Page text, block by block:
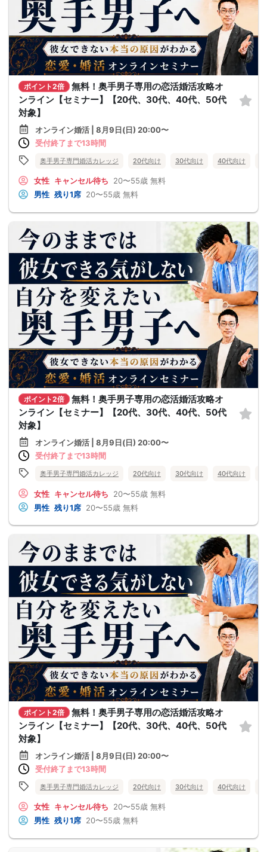
ポイント2倍
無料！奥手男子専用の恋活婚活攻略オ
ンライン【セミナー】【20代、30代、40代、50代
対象】
オンライン婚活 | 8月9日(日) 20:00〜
受付終了まで13時間
奥手男子専門婚活カレッジ 20代向け 30代向け 40代向け
女性 キャンセル待ち 20〜55歳 無料
男性 残り1席 20〜55歳 無料
ポイント2倍
無料！奥手男子専用の恋活婚活攻略オ
ンライン【セミナー】【20代、30代、40代、50代
対象】
オンライン婚活 | 8月9日(日) 20:00〜
受付終了まで13時間
奥手男子専門婚活カレッジ 20代向け 30代向け 40代向け
女性 キャンセル待ち 20〜55歳 無料
男性 残り1席 20〜55歳 無料
ポイント2倍
無料！奥手男子専用の恋活婚活攻略オ
ンライン【セミナー】【20代、30代、40代、50代
対象】
オンライン婚活 | 8月9日(日) 20:00〜
受付終了まで13時間
奥手男子専門婚活カレッジ 20代向け 30代向け 40代向け
女性 キャンセル待ち 20〜55歳 無料
男性 残り1席 20〜55歳 無料